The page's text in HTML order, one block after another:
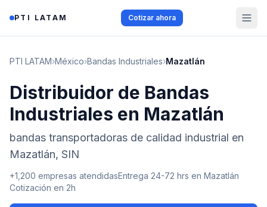
PTI LATAM Cotizar ahora
PTI LATAM›México›Bandas Industriales›Mazatlán
Distribuidor de Bandas
Industriales en Mazatlán
bandas transportadoras de calidad industrial en
Mazatlán, SIN
+1,200 empresas atendidasEntrega 24-72 hrs en Mazatlán
Cotización en 2h